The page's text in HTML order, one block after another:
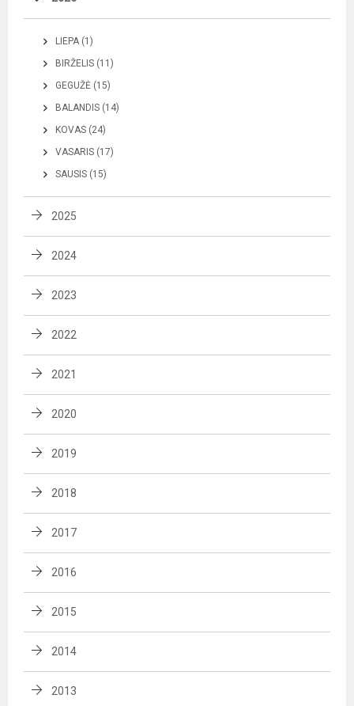
LIEPA (1)
BIRŽELIS (11)
GEGUŽĖ (15)
BALANDIS (14)
KOVAS (24)
VASARIS (17)
SAUSIS (15)
2025
2024
2023
2022
2021
2020
2019
2018
2017
2016
2015
2014
2013